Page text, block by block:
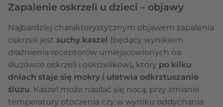
Zapalenie oskrzeli u dzieci – objawy
Najbardziej charakterystycznym objawem zapalenia
oskrzeli jest suchy kaszel (będący wynikiem
drażnienia receptorów umiejscowionych na
śluzówce oskrzeli i oskrzelików), który po kilku
dniach staje się mokry i ułatwia odkrztuszanie
śluzu. Kaszel może nasilać się nocą, przy zmianie
temperatury otoczenia czy w wyniku oddychania